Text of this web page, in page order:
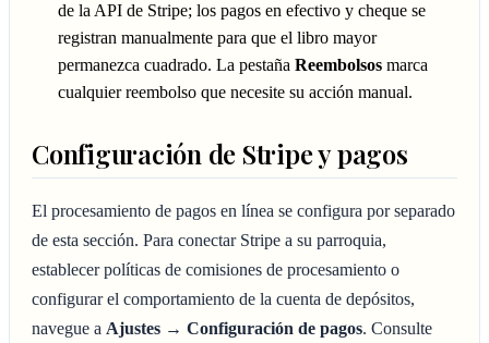
de la API de Stripe; los pagos en efectivo y cheque se
registran manualmente para que el libro mayor
permanezca cuadrado. La pestaña Reembolsos marca
cualquier reembolso que necesite su acción manual.
Configuración de Stripe y pagos
El procesamiento de pagos en línea se configura por separado
de esta sección. Para conectar Stripe a su parroquia,
establecer políticas de comisiones de procesamiento o
configurar el comportamiento de la cuenta de depósitos,
navegue a Ajustes → Configuración de pagos. Consulte